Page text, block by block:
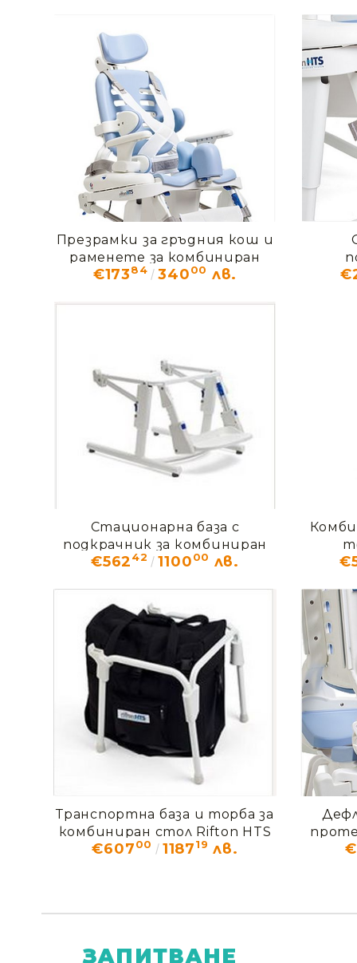
Презрамки за гръдния кош и
раменете за комбиниран
стол Rifton HTS
€17384 34000 лв.
Стационарна база с
подкрачник за комбиниран
стол Rifton HTS
€56242 110000 лв.
Транспортна база и торба за
комбиниран стол Rifton HTS
€60700 118719 лв.
ЗАПИТВАНЕ